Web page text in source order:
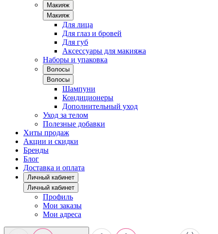
Макияж
Макияж
Для лица
Для глаз и бровей
Для губ
Аксессуары для макияжа
Наборы и упаковка
Волосы
Волосы
Шампуни
Кондиционеры
Дополнительный уход
Уход за телом
Полезные добавки
Хиты продаж
Акции и скидки
Бренды
Блог
Доставка и оплата
Личный кабинет
Личный кабинет
Профиль
Мои заказы
Мои адреса